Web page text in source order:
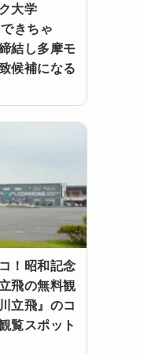
大学
きちゃ
結し多摩モ
候補になる
！昭和記念
飛の無料観
立飛』のコ
覧スポット